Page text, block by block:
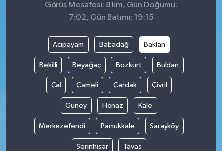
Görüş Mesafesi: 8 km, Gün Doğumu:
7:02, Gün Batımı: 19:15
Acıpayam Babadağ Baklan
Bekilli Beyağaç Bozkurt Buldan
Çal Çameli Çardak Çivril
Güney Honaz Kale
Merkezefendi Pamukkale Sarayköy
Serinhisar Tavas